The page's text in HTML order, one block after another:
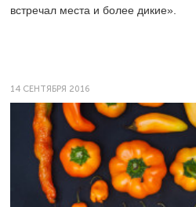
встречал места и более дикие».
14 СЕНТЯБРЯ 2016